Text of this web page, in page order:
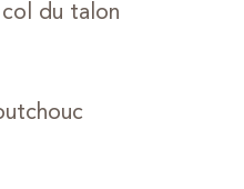
du talon